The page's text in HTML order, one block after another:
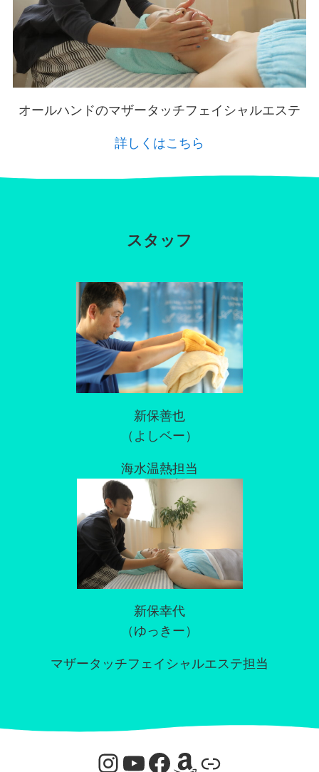
オールハンドのマザータッチフェイシャルエステ
詳しくはこちら
スタッフ
新保善也
（よしベー）
海水温熱担当
新保幸代
（ゆっきー）
マザータッチフェイシャルエステ担当
Instagram
YouTube
Facebook
Amazon
リンク